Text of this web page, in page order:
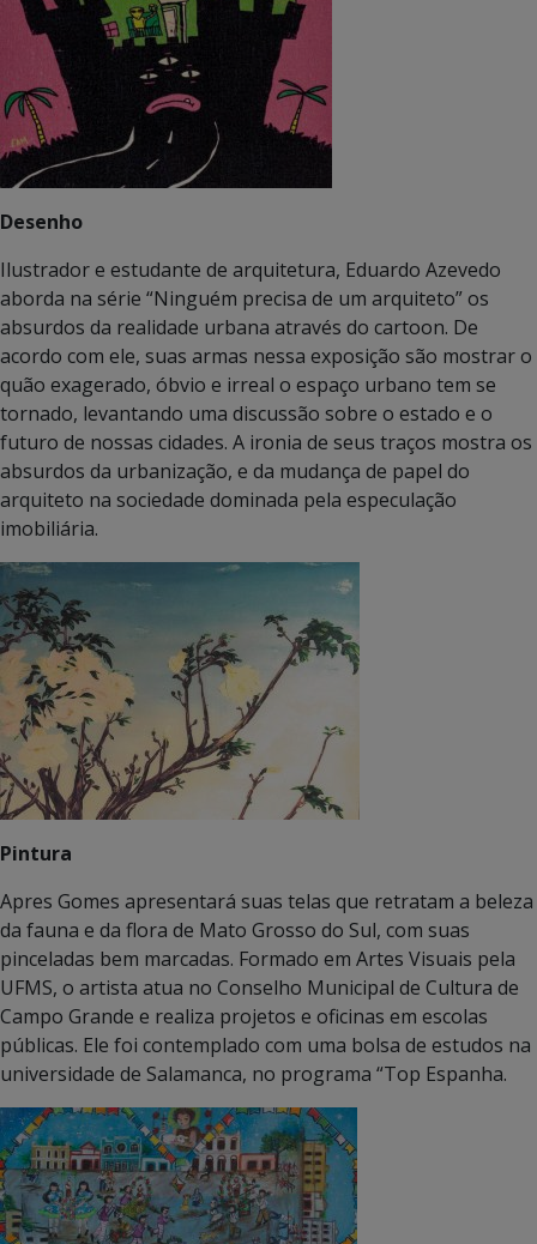
Desenho
Ilustrador e estudante de arquitetura, Eduardo Azevedo
aborda na série “Ninguém precisa de um arquiteto” os
absurdos da realidade urbana através do cartoon. De
acordo com ele, suas armas nessa exposição são mostrar o
quão exagerado, óbvio e irreal o espaço urbano tem se
tornado, levantando uma discussão sobre o estado e o
futuro de nossas cidades. A ironia de seus traços mostra os
absurdos da urbanização, e da mudança de papel do
arquiteto na sociedade dominada pela especulação
imobiliária.
Pintura
Apres Gomes apresentará suas telas que retratam a beleza
da fauna e da flora de Mato Grosso do Sul, com suas
pinceladas bem marcadas. Formado em Artes Visuais pela
UFMS, o artista atua no Conselho Municipal de Cultura de
Campo Grande e realiza projetos e oficinas em escolas
públicas. Ele foi contemplado com uma bolsa de estudos na
universidade de Salamanca, no programa “Top Espanha.